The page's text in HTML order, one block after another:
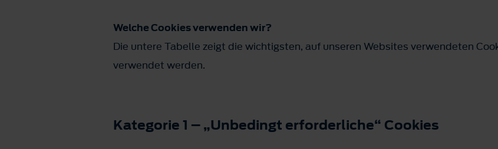
Welche Cookies verwenden wir?
Die untere Tabelle zeigt die wichtigsten, auf unseren Websites verwendeten
verwendet werden.
Kategorie 1 – „Unbedingt erforderliche“ Cookies